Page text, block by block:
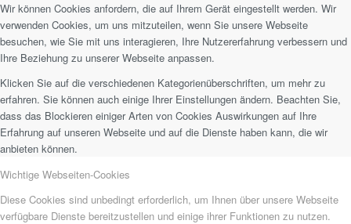
Wir können Cookies anfordern, die auf Ihrem Gerät eingestellt werden. Wir
verwenden Cookies, um uns mitzuteilen, wenn Sie unsere Webseite
besuchen, wie Sie mit uns interagieren, Ihre Nutzererfahrung verbessern und
Ihre Beziehung zu unserer Webseite anpassen.
Klicken Sie auf die verschiedenen Kategorienüberschriften, um mehr zu
erfahren. Sie können auch einige Ihrer Einstellungen ändern. Beachten Sie,
dass das Blockieren einiger Arten von Cookies Auswirkungen auf Ihre
Erfahrung auf unseren Webseite und auf die Dienste haben kann, die wir
anbieten können.
Wichtige Webseiten-Cookies
Diese Cookies sind unbedingt erforderlich, um Ihnen über unsere Webseite
verfügbare Dienste bereitzustellen und einige ihrer Funktionen zu nutzen.